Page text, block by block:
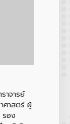
าจารย์
าสตร์ ผู้
รอง